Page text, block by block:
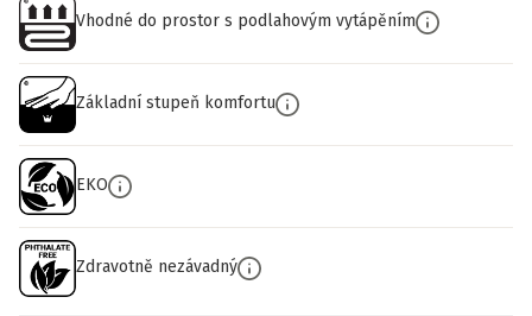
Vhodné do prostor s podlahovým vytápěním
Základní stupeň komfortu
EKO
Zdravotně nezávadný